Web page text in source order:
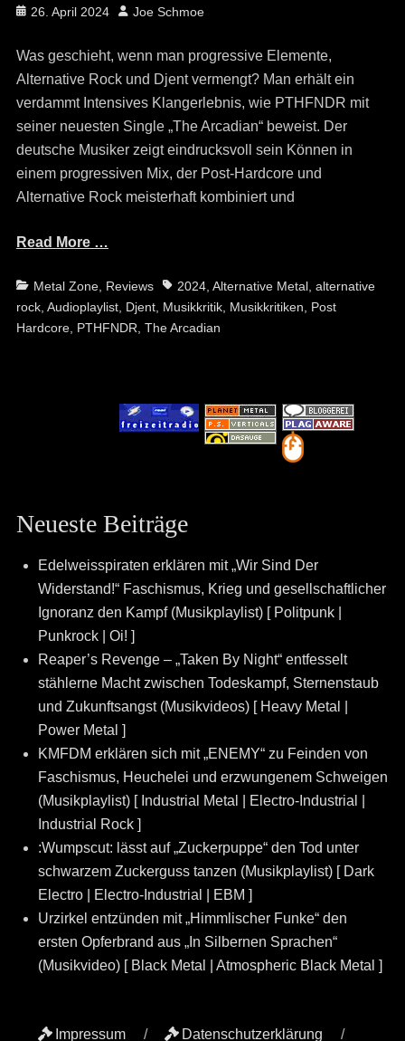
Posted
26. April 2024 Author
Joe Schmoe
Was geschieht, wenn man progressive Elemente,
Alternative Rock und Djent vermengt? Man erhält ein
verdammt Intensives Klangerlebnis, wie PTHFNDR mit
seiner neuesten Single „The Arcadian“ beweist. Der
deutsche Musiker zeigt eindrucksvoll sein Können in
einem progressiven Mix, der Post-Hardcore und
Alternative Rock meisterhaft kombiniert und
Read More …
Categories
Metal Zone, Reviews Tags2024, Alternative Metal, alternative
rock, Audioplaylist, Djent, Musikkritik, Musikkritiken
Post
Hardcore, PTHFNDR The Arcadian
Neueste Beiträge
Edelweisspiraten erklären mit „Wir Sind Der
Widerstand!“ Faschismus, Krieg und gesellschaftlicher
Ignoranz den Kampf (Musikplaylist) [ Politpunk |
Punkrock | Oi! ]
Reaper’s Revenge – „Taken By Night“ entfesselt
stählerne Macht zwischen Todeskampf, Sternenstaub
und Zukunftsangst (Musikvideos) [ Heavy Metal |
Power Metal ]
KMFDM erklären sich mit „ENEMY“ zu Feinden von
Faschismus, Heuchelei und erzwungenem Schweigen
(Musikplaylist) [ Industrial Metal | Electro-Industrial |
Industrial Rock ]
:Wumpscut: lässt auf „Zuckerpuppe“ den Tod unter
schwarzem Zuckerguss tanzen (Musikplaylist) [ Dark
Electro | Electro-Industrial | EBM ]
Urzirkel entzünden mit „Himmlischer Funke“ den
ersten Opferbrand aus „In Silbernen Sprachen“
(Musikvideo) [ Black Metal | Atmospheric Black Metal ]
Impressum Datenschutzerklärung